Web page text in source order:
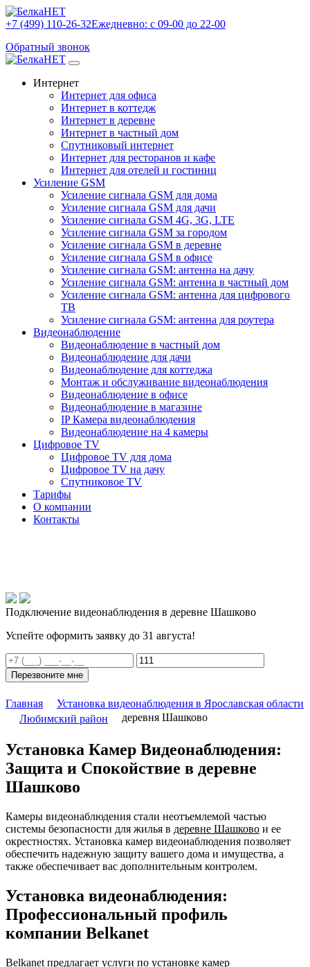
+7 (499) 110-26-32Ежедневно: с 09-00 до 22-00
Обратный звонок
Интернет
Интернет для офиса
Интернет в коттедж
Интернет в деревне
Интернет в частный дом
Спутниковый интернет
Интернет для ресторанов и кафе
Интернет для отелей и гостиниц
Усиление GSM
Усиление сигнала GSM для дома
Усиление сигнала GSM для дачи
Усиление сигнала GSM 4G, 3G, LTE
Усиление сигнала GSM за городом
Усиление сигнала GSM в деревне
Усиление сигнала GSM в офисе
Усиление сигнала GSM: антенна на дачу
Усиление сигнала GSM: антенна в частный дом
Усиление сигнала GSM: антенна для цифрового
ТВ
Усиление сигнала GSM: антенна для роутера
Видеонаблюдение
Видеонаблюдение в частный дом
Видеонаблюдение для дачи
Видеонаблюдение для коттеджа
Монтаж и обслуживание видеонаблюдения
Видеонаблюдение в офисе
Видеонаблюдение в магазине
IP Камера видеонаблюдения
Видеонаблюдение на 4 камеры
Цифровое TV
Цифровое TV для дома
Цифровое TV на дачу
Спутниковое TV
Тарифы
О компании
Контакты
Подключение видеонаблюдения в деревне Шашково
Успейте оформить заявку до 31 августа!
Перезвоните мне
Главная
Установка видеонаблюдения в Ярославская области
Любимский район
деревня Шашково
Установка Камер Видеонаблюдения:
Защита и Спокойствие в деревне
Шашково
Камеры видеонаблюдения стали неотъемлемой частью
системы безопасности для жилья в деревне Шашково и ее
окрестностях. Установка камер видеонаблюдения позволяет
обеспечить надежную защиту вашего дома и имущества, а
также обеспечивает вас дополнительным контролем.
Установка видеонаблюдения:
Профессиональный профиль
компании Belkanet
Belkanet предлагает услуги по установке камер